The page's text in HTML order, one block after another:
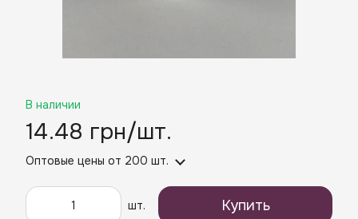
В наличии
14.48 грн/шт.
Оптовые цены от 200 шт.
шт. Купить